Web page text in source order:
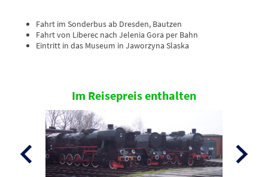
Fahrt im Sonderbus ab Dresden, Bautzen
Fahrt von Liberec nach Jelenia Gora per Bahn
Eintritt in das Museum in Jaworzyna Slaska
Im Reisepreis enthalten